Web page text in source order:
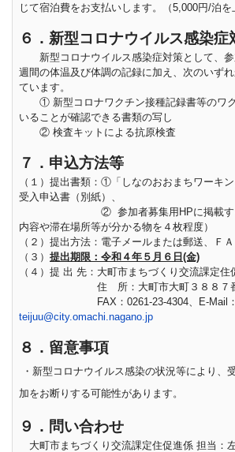
じて宿泊費をお支払いします。（5,000円/泊を
６．新型コロナウイルス感染症
新型コロナウイルス感染症対策として、参
週間の体温及び体調の記録に加え、次のいず
ています。
① 新型コロナワクチン接種記録書等のワク
いることが確認できる書類の写し
② 検査キットによる抗原検査
７．申込方法等
（１）提出書類：①「しなのおおまちワーキ
受入申込書（別紙）、
② 参加者募集用HPに掲載する写
内容や滞在場所等が分かる物を４枚程度）
（２）提出方法：電子メールまたは郵送、Ｆ
（３） 提出期限：令和４年５月６日 (金)
（４）提 出 先：大町市まちづくり交流課定住
住 所：大町市大町３８８７
FAX：0261-23-4304、E-Mail：
teijuu@city.omachi.nagano.jp
８．留意事項
・新型コロナウイルス感染の状況等により、
加をお断りする可能性があります。
９ ．問い合わせ
大町市まちづくり交流課定住促進係 担当：